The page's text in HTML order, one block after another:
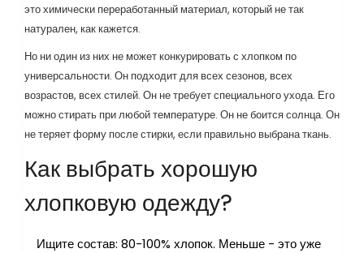
это химически переработанный материал, который не так
натурален, как кажется.
Но ни один из них не может конкурировать с хлопком по
универсальности. Он подходит для всех сезонов, всех
возрастов, всех стилей. Он не требует специального ухода. Его
можно стирать при любой температуре. Он не боится солнца. Он
не теряет форму после стирки, если правильно выбрана ткань.
Как выбрать хорошую
хлопковую одежду?
Ищите состав: 80-100% хлопок. Меньше - это уже